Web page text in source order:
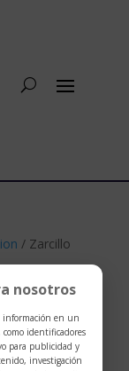
/ Zarcillo
nosotros
información en un
como identificadores
para publicidad y
investigación